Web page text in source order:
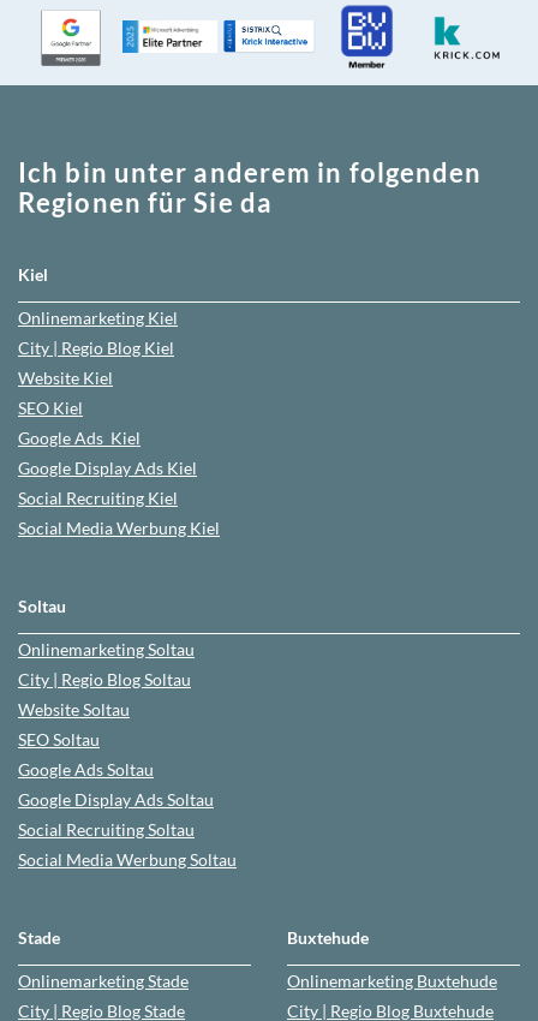
Ich bin unter anderem in folgenden
Regionen für Sie da
Kiel
Onlinemarketing Kiel
City | Regio Blog Kiel
Website Kiel
SEO Kiel
Google Ads Kiel
Google Display Ads Kiel
Social Recruiting Kiel
Social Media Werbung Kiel
Soltau
OnlinemarketingSoltau
City | Regio BlogSoltau
WebsiteSoltau
SEOSoltau
Google AdsSoltau
Google Display Ads Soltau
Social RecruitingSoltau
Social Media WerbungSoltau
Stade
OnlinemarketingStade
City | Regio BlogStade
Buxtehude
Onlinemarketing Buxtehude
City | Regio Blog Buxtehude